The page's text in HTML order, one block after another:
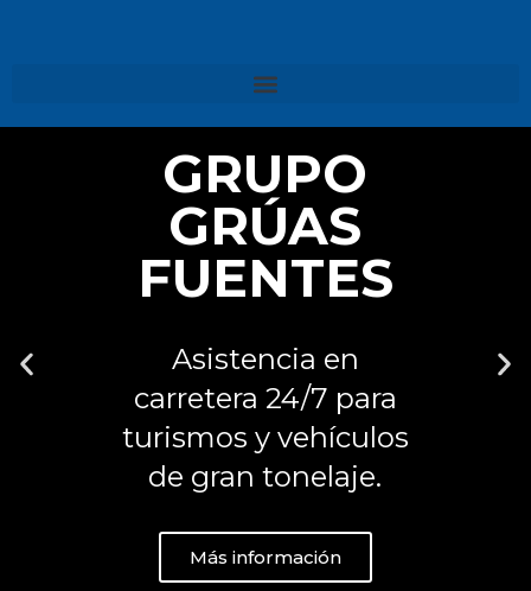
GRUPO
GRÚAS
FUENTES
Asistencia en
carretera 24/7 para
turismos y vehículos
de gran tonelaje.
Más información